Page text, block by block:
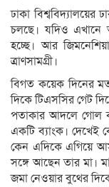
ঢাকা বিশ্ববিদ্যালয়ের
চলছে। যদিও
হচ্ছে। আর
ত্রাণসামগ্রী।
বিগত কয়েক দিনের
দিকে টিএসসির গেট
পতাকার আদলে গোল
একটি ব্যাংক। দেখেই
কেন এদিকে এগিয়ে
সঙ্গে আছেন তার মা।
জমা নেওয়ার বুথের